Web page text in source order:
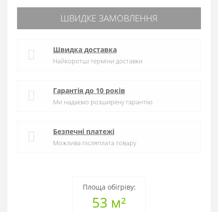
Площа обігріву:
53 м²
ШВИДКЕ ЗАМОВЛЕННЯ
Швидка доставка
Найкоротші терміни доставки
Гарантія до 10 років
Ми надаємо розширену гарантію
Безпечні платежі
Можлива післяплата товару